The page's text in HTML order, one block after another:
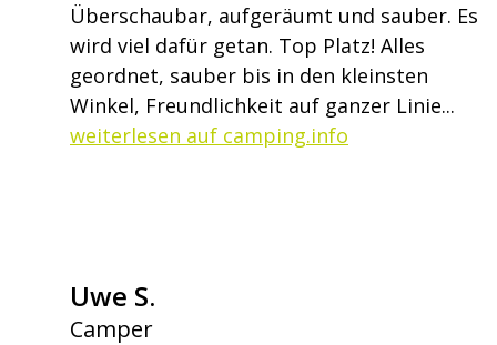
Überschaubar, aufgeräumt und sauber. Es
wird viel dafür getan. Top Platz! Alles
geordnet, sauber bis in den kleinsten
Winkel, Freundlichkeit auf ganzer Linie...
weiterlesen auf camping.info
Uwe S.
Camper